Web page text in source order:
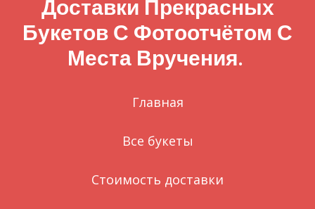
Доставки Прекрасных
Букетов С Фотоотчётом С
Места Вручения.
Главная
Все букеты
Стоимость доставки